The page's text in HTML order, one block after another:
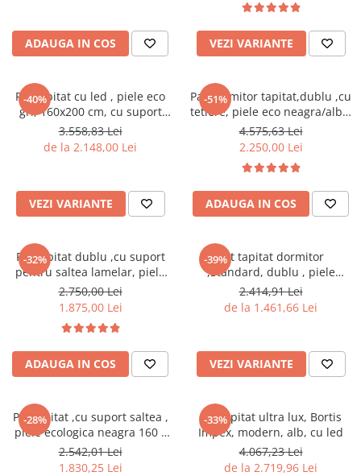
ADAUGA IN COS VEZI VARIANTE
-40%
Pat tapitat cu led , piele eco
gri, 160x200 cm, cu suport
saltea inclus,Bortis Impex
3.558,83 Lei
de la 2.148,00 Lei
VEZI VARIANTE
-51%
Pat dormitor tapitat,dublu ,cu
tetiere, piele eco neagra/alba,
suport saltea
inclus,160x200,Bortis
4.575,63 Lei
2.250,00 Lei
ADAUGA IN COS
-32%
Pat tapitat dublu ,cu suport
pentru saltea lamelar, piele
ecologica alba,160x 200 cm
,Bortis Impex
2.750,00 Lei
1.875,00 Lei
ADAUGA IN COS
-39%Pat tapitat dormitor
,Standard, dublu , piele
ecologica alb
2.414,91 Lei
de la 1.461,66 Lei
VEZI VARIANTE
-28%
Pat tapitat ,cu suport saltea ,
piele ecologica neagra 160 x
200 cm ,Bortis Impex
2.542,01 Lei
1.830,25 Lei
-33%
Pat tapitat ultra lux, Bortis
Impex, modern, alb, cu led
4.067,23 Lei
de la 2.719,96 Lei